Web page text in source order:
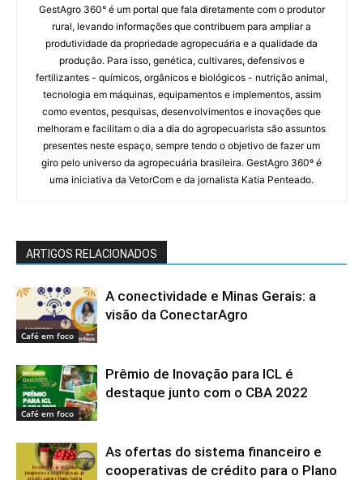
GestAgro 360° é um portal que fala diretamente com o produtor
rural, levando informações que contribuem para ampliar a
produtividade da propriedade agropecuária e a qualidade da
produção. Para isso, genética, cultivares, defensivos e
fertilizantes - químicos, orgânicos e biológicos - nutrição animal,
tecnologia em máquinas, equipamentos e implementos, assim
como eventos, pesquisas, desenvolvimentos e inovações que
melhoram e facilitam o dia a dia do agropecuarista são assuntos
presentes neste espaço, sempre tendo o objetivo de fazer um
giro pelo universo da agropecuária brasileira. GestAgro 360º é
uma iniciativa da VetorCom e da jornalista Katia Penteado.
ARTIGOS RELACIONADOS
Café em foco
A conectividade e Minas Gerais: a
visão da ConectarAgro
Café em foco
Prêmio de Inovação para ICL é
destaque junto com o CBA 2022
As ofertas do sistema financeiro e
cooperativas de crédito para o Plano